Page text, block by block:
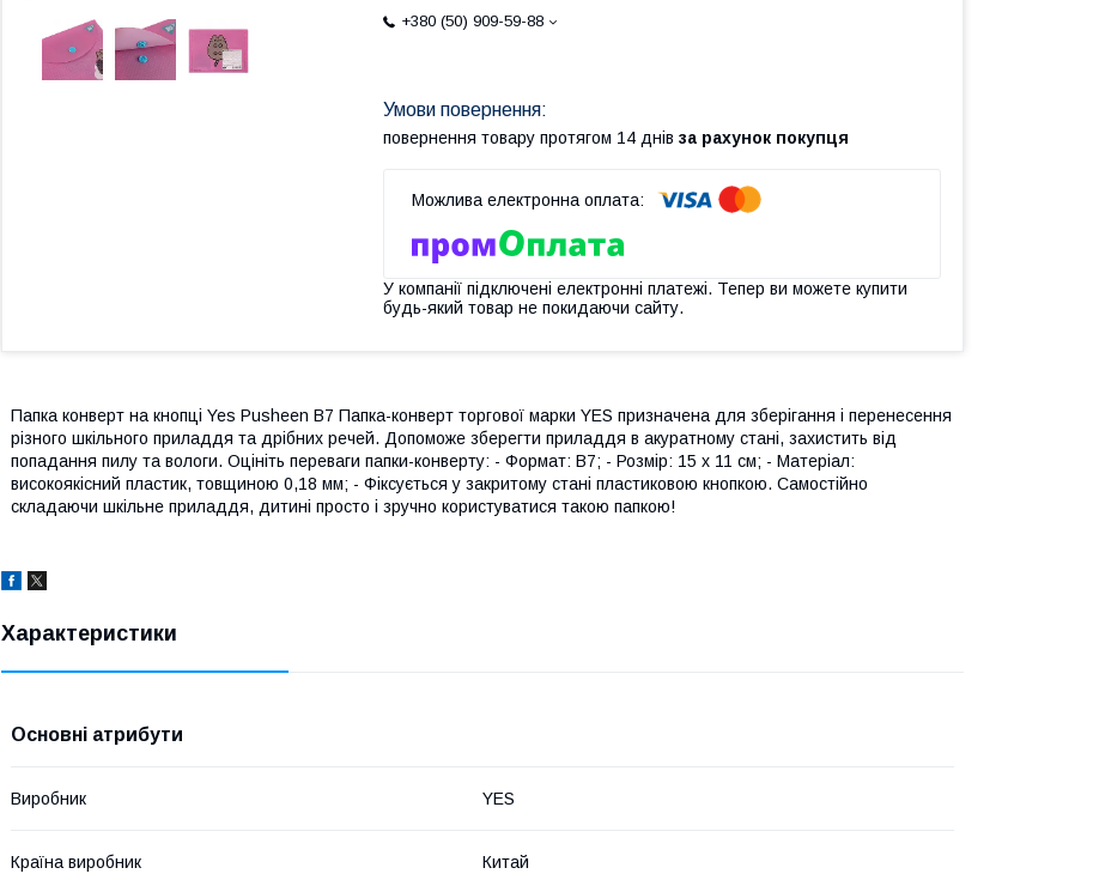
+380 (50) 909-59-88
повернення товару протягом 14 днів за рахунок покупця
У компанії підключені електронні платежі. Тепер ви можете купити
будь-який товар не покидаючи сайту.
Папка конверт на кнопці Yes Pusheen B7 Папка-конверт торгової марки YES призначена для зберігання і перенесення
різного шкільного приладдя та дрібних речей. Допоможе зберегти приладдя в акуратному стані, захистить від
попадання пилу та вологи. Оцініть переваги папки-конверту: - Формат: В7; - Розмір: 15 х 11 см; - Матеріал:
високоякісний пластик, товщиною 0,18 мм; - Фіксується у закритому стані пластиковою кнопкою. Самостійно
складаючи шкільне приладдя, дитині просто і зручно користуватися такою папкою!
Характеристики
Основні атрибути
Виробник YES
Країна виробник Китай